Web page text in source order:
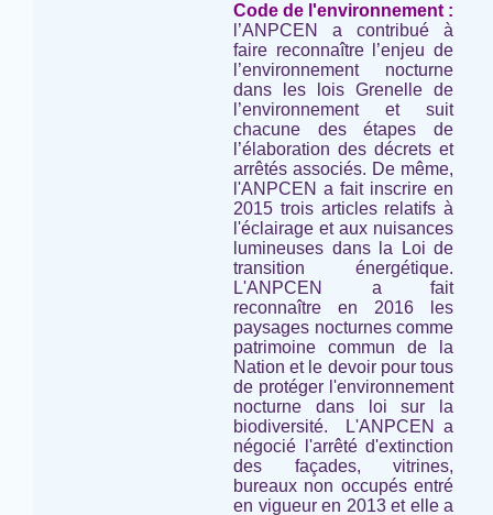
Code de l'environnement :
l’ANPCEN a contribué à
faire reconnaître l’enjeu de
l’environnement nocturne
dans les lois Grenelle de
l’environnement et suit
chacune des étapes de
l’élaboration des décrets et
arrêtés associés. De même,
l'ANPCEN a fait inscrire en
2015 trois articles relatifs à
l'éclairage et aux nuisances
lumineuses dans la Loi de
transition énergétique.
L'ANPCEN a fait
reconnaître en 2016 les
paysages nocturnes comme
patrimoine commun de la
Nation et le devoir pour tous
de protéger l'environnement
nocturne dans loi sur la
biodiversité.
L'ANPCEN a
négocié l'arrêté d'extinction
des façades, vitrines,
bureaux non occupés entré
en vigueur en 2013 et elle a